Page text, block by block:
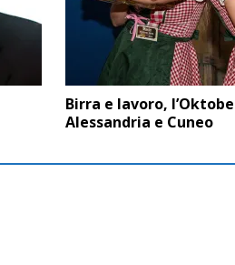
Birra e lavoro,
Alessandria e Cuneo